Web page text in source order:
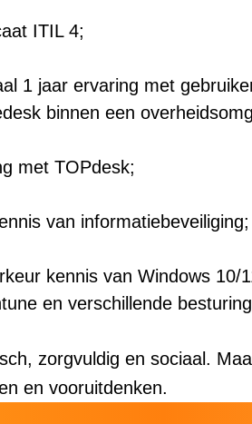
ITIL 4;
1 jaar ervaring met
binnen een
met TOPdesk;
van informatiebeveiliging;
kennis van Windows 10/
en verschillende
zorgvuldig en sociaal.
en vooruitdenken.